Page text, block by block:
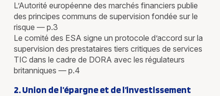
L’Autorité européenne des marchés financiers publie
des principes communs de supervision fondée sur le
risque — p.3
Le comité des ESA signe un protocole d’accord sur la
supervision des prestataires tiers critiques de services
TIC dans le cadre de DORA avec les régulateurs
britanniques — p.4
2. Union de l’épargne et de l’investissement